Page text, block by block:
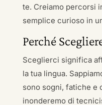
te. Creiamo percorsi
semplice curioso in
Perché
Sceglierci significa
la tua lingua.
sono sogni, fatiche e
inonderemo di